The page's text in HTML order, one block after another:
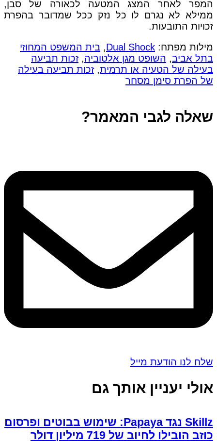
המפר לאחר המצג המטעה לכאורה של סבן,
ממילא לא נגרם לו כל נזק ככל שמדובר בהפרת
זכויות התובעות.
מילות מפתח: Dual Shock
, בית המשפט המחוזי
בתל אביב, השופט מגן אלטוביה,זכות תביעה
בעילה של הטעיה או תרמית,זכות תביעה בעילה
של הפרת סימן מסחר
שאלה לגבי המאמר?
שלח לנו הודעת מייל
אולי יעניין אותך גם
Skillz נגד Papaya: שימוש בבוטים ופרסום
כוזב הובילו לחיוב של 719 מיליון דולר